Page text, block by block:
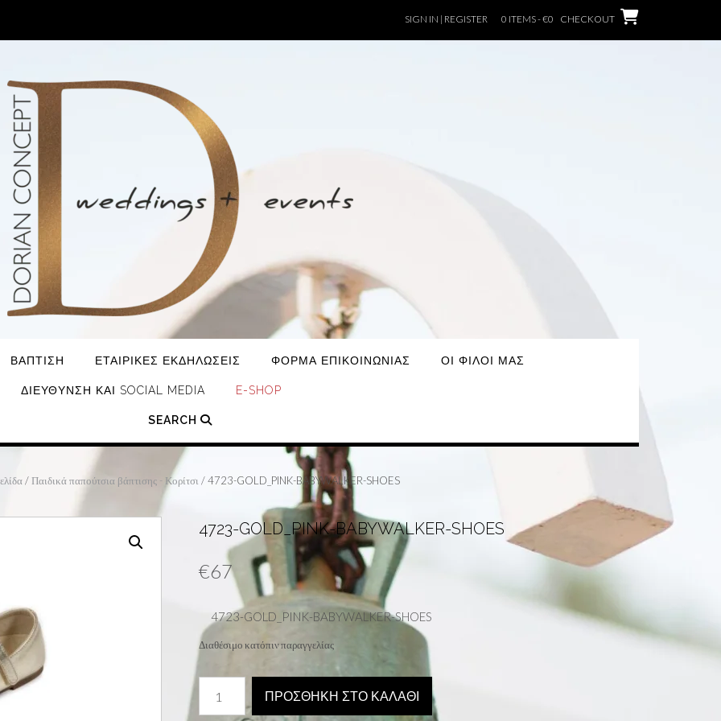
SIGN IN | REGISTER 0 ITEMS - €0 CHECKOUT
ΒΆΠΤΙΣΗ ΕΤΑΙΡΙΚΈΣ ΕΚΔΗΛΏΣΕΙΣ ΦΌΡΜΑ ΕΠΙΚΟΙΝΩΝΊΑΣ ΟΙ ΦΊΛΟΙ ΜΑΣ
ΔΙΕΎΘΥΝΣΗ ΚΑΙ SOCIAL MEDIA E-SHOP
SEARCH
/ Παιδικά παπούτσια βάπτισης - Κορίτσι / 4723-GOLD_PINK-BABYWALKER-SHOES
4723-GOLD_PINK-BABYWALKER-SHOES
€67
4723-GOLD_PINK-BABYWALKER-SHOES
Διαθέσιμο κατόπιν παραγγελίας
GOLD_PINK-
BABYWALKER-
ΠΡΟΣΘΉΚΗ ΣΤΟ ΚΑΛΆΘΙ